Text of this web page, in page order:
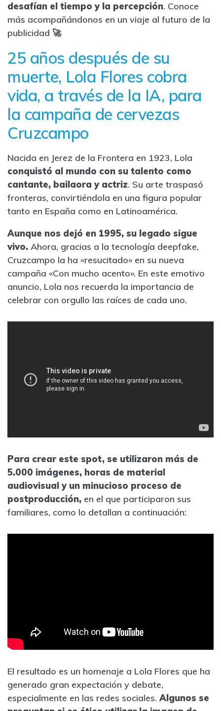
desafían el tiempo y la percepción. Conoce
más acompañándonos en un viaje al futuro de la
publicidad 🚀
25 años después de su
muerte, Lola Flores cobra
vida, a través de la IA, para
la campaña de cervezas
Cruzcampo
Nacida en Jerez de la Frontera en 1923, Lola
conquistó al mundo con su talento como
cantante, bailaora y actriz. Su arte traspasó
fronteras, convirtiéndola en una figura popular
tanto en España como en Latinoamérica.
Aunque nos dejó en 1995, su legado sigue
vivo. Ahora, gracias a la tecnología deepfake,
Cruzcampo la ha «resucitado» en su nueva
campaña «Con mucho acento». En este emotivo
anuncio, Lola nos recuerda la importancia de
celebrar con orgullo las raíces de cada uno.
Para crear este spot, se utilizaron más de
5.000 imágenes, horas de material
audiovisual y un minucioso proceso de
postproducción, en el que participaron sus
familiares, como lo detallan a continuación:
El resultado es un homenaje a Lola Flores que ha
generado gran expectación y debate,
especialmente en las redes sociales.Algunos se